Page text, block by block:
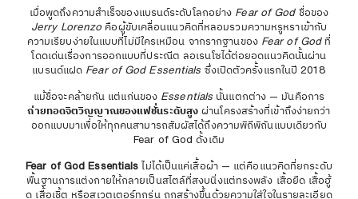
เมื่อพูดถึงความสำเร็จของแบรนด์ระดับโลกอย่าง Fear of Godชื่อของ
Jerry Lorenzo คือผู้ขับเคลื่อนแนวคิดที่หลอมรวมความหรูหราเข้ากับ
ความเรียบง่ายในแบบที่ไม่มีใครเหมือน จากรากฐานของ Fear of Godที่
โดดเด่นเรื่องการออกแบบที่ประณีต ลอเรนโซได้ต่อยอดแนวคิดนั้นผ่าน
แบรนด์แฝด Fear of God Essentials ซึ่งเปิดตัวครั้งแรกในปี 2018
แม้ชื่อจะคล้ายกัน แต่แก่นของ Essentials นั้นแตกต่าง — มันคือการ
ถ่ายทอดจิตวิญญาณของแฟชั่นระดับสูง ผ่านโครงสร้างที่เข้าถึงง่ายกว่า
ออกแบบมาเพื่อให้ทุกคนสามารถสัมผัสได้ถึงความพิถีพิถันแบบเดียวกับ
Fear of God ดั้งเดิม
Fear of God Essentials ไม่ได้เป็นแค่เสื้อผ้า — แต่คือแนวคิดที่ยกระดับ
พื้นฐานการแต่งกายให้กลายเป็นสไตล์ที่สงบนิ่งแต่ทรงพลัง เสื้อยืด เสื้อฮู้
ด เสื้อเชิ้ต หรือสเวตเตอร์ทุกรุ่น ถูกสร้างขึ้นด้วยความใส่ใจในรายละเอียด